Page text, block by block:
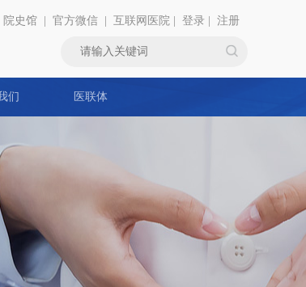
院史馆 官方微信 互联网医院 登录 注册
们 医联体